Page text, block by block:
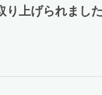
り上げられまし